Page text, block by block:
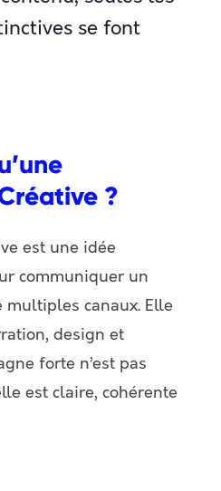
se font
?
est une idée
communiquer un
multiples canaux. Elle
design et
forte n’est pas
est claire, cohérente